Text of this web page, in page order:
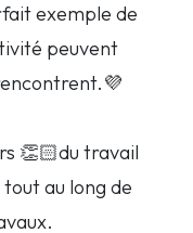
exemple de
peuvent
👏🏻du travail
au long de